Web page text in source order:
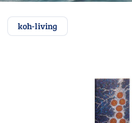
koh-living